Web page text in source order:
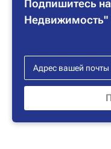
Подпишитесь
Недвижимость"